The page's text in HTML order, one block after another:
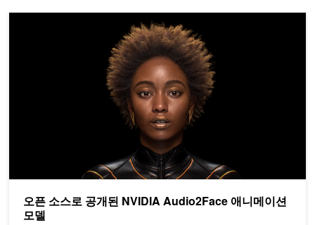
오픈 소스로 공개된 NVIDIA Audio2Face 애니메이션
모델
오픈 소스로 공개된 NVIDIA Audio2Face 애니메이션 모델